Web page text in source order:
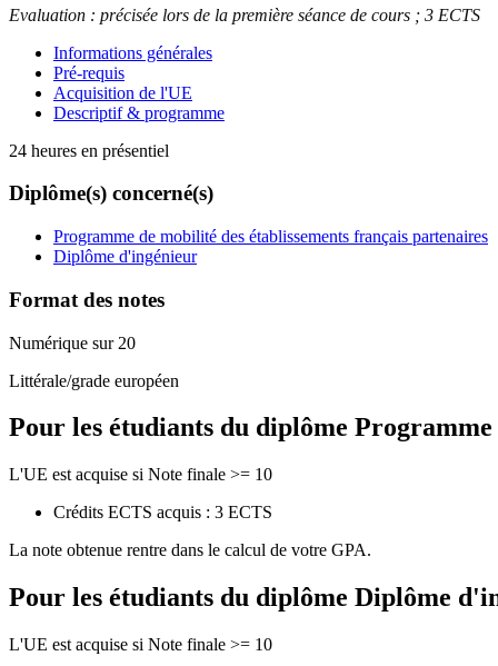
Evaluation : précisée lors de la première séance de cours ; 3 ECTS
Informations générales
Pré-requis
Acquisition de l'UE
Descriptif & programme
24 heures en présentiel
Diplôme(s) concerné(s)
Programme de mobilité des établissements français partenaires
Diplôme d'ingénieur
Format des notes
Numérique sur 20
Littérale/grade européen
Pour les étudiants du diplôme Programme
L'UE est acquise si Note finale >= 10
Crédits ECTS acquis : 3 ECTS
La note obtenue rentre dans le calcul de votre GPA.
Pour les étudiants du diplôme Diplôme
L'UE est acquise si Note finale >= 10